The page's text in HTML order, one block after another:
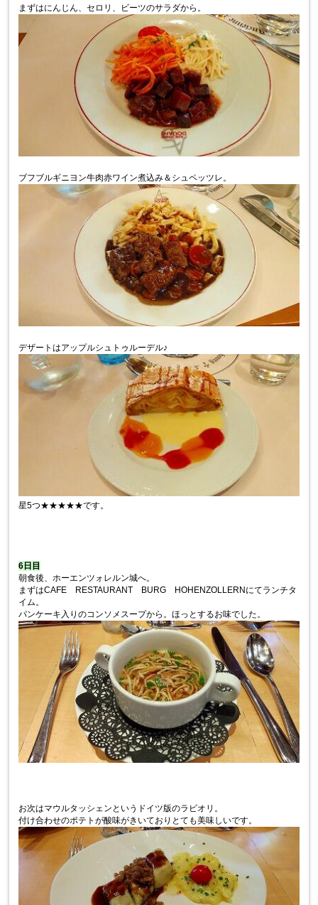
まずはにんじん、セロリ、ビーツのサラダから。
ブフブルギニヨン牛肉赤ワイン煮込み＆シュペッツレ。
デザートはアップルシュトゥルーデル♪
星5つ★★★★★です。
6日目
朝食後、ホーエンツォレルン城へ。
まずはCAFE RESTAURANT BURG HOHENZOLLERNにてランチタ
イム。
パンケーキ入りのコンソメスープから。ほっとするお味でした。
お次はマウルタッシェンというドイツ版のラビオリ。
付け合わせのポテトが酸味がきいておりとても美味しいです。